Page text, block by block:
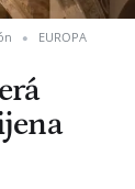
EUROPA